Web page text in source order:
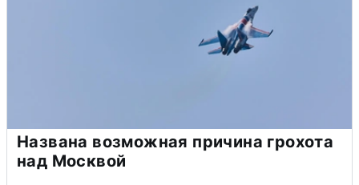
Названа возможная причина грохота
над Москвой